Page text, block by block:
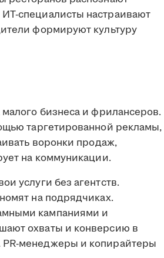
специалисты настраивают
формируют культуру
бизнеса и фрилансеров.
таргетированной рекламы,
воронки продаж,
на коммуникации.
услуги без агентств.
на подрядчиках.
кампаниями и
охваты и конверсию в
менеджеры и копирайтеры